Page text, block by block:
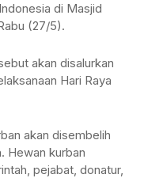
di Masjid
(27/5).
akan disalurkan
Hari Raya
akan disembelih
Hewan kurban
pejabat, donatur,